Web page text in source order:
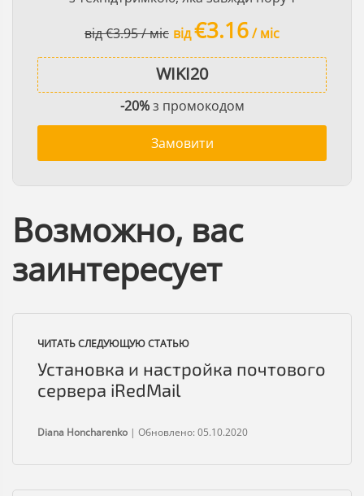
від €3.95 / міс від€3.16/ міс
-20%з промокодом
Замовити
Возможно, вас
заинтересует
ЧИТАТЬ СЛЕДУЮЩУЮ СТАТЬЮ
Установка и настройка почтового
сервера iRedMail
Diana Honcharenko | Обновлено: 05.10.2020